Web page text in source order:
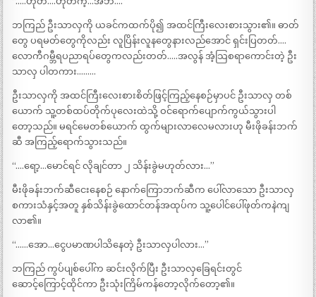
ဘကြည် ဦးသာလှကို ယခင်ကထက်ပို၍ အထင်ကြီးလေးစားသွား၏။ ဓာတ်
တွေ ပရမတ်တွေကိုလည်း လူပြိန်းလူနတွေနားလည်အောင် ရှင်းပြတတ်….
လောကီဂမ္ဘီရပညာရပ်တွေကလည်းတတ်…..အလွန် အံ့သြစရာကောင်းတဲ့ ဦး
သာလှ ပါတကား………
ဦးသာလှကို အထင်ကြီးလေးစားစိတ်ဖြင့်ကြည့်နေစဉ်မှာပင် ဦးသာလှ တစ်
ယောက် သူ့တစ်ထပ်တိုက်ပုလေးထဲသို့ ဝင်ရောက်ပျောက်ကွယ်သွားပါ
တော့သည်။ မရင်မေတစ်ယောက် ထွက်များလာလေမလားဟု မီးဖိုခန်းဘက်
ဆီ အကြည့်ရောက်သွားသည်။
“….ရော့…မောင်ရင် လိုချင်တာ ၂ သိန်းခွဲမဟုတ်လား…”
မီးဖိုခန်းဘက်ဆီငေးနေစဉ် နောက်ကြောဘက်ဆီက ပေါ်လာသော ဦးသာလှ
စကားသံနှင့်အတူ နှစ်သိန်းခွဲထောင်တန်အထုပ်က သူ့ပေါင်ပေါ်ဖုတ်ကနဲကျ
လာ၏။
“……အော…ငွေပမာဏပါသိနေတဲ့ ဦးသာလှပါလား…”
ဘကြည် ကွပ်ပျစ်ပေါ်က ဆင်းလိုက်ပြီး ဦးသာလှခြေရင်းတွင်
ဆောင့်ကြောင့်ထိုင်ကာ ဦးသုံးကြိမ်ကန်တော့လိုက်တော့၏။